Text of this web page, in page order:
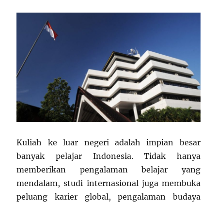
Kuliah ke luar negeri adalah impian besar
banyak pelajar Indonesia. Tidak hanya
memberikan pengalaman belajar yang
mendalam, studi internasional juga membuka
peluang karier global, pengalaman budaya